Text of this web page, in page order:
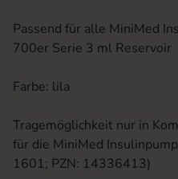
Passend für alle MiniMed
700er Serie 3 ml Reservoir
Farbe: lila
Tragemöglichkeit nur in
für die MiniMed
1601; PZN: 14336413)